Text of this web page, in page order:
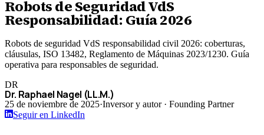
Robots de Seguridad VdS
Responsabilidad: Guía 2026
Robots de seguridad VdS responsabilidad civil 2026: coberturas,
cláusulas, ISO 13482, Reglamento de Máquinas 2023/1230. Guía
operativa para responsables de seguridad.
DR
Dr. Raphael Nagel (LL.M.)
25 de noviembre de 2025·Inversor y autor · Founding Partner
Seguir en LinkedIn